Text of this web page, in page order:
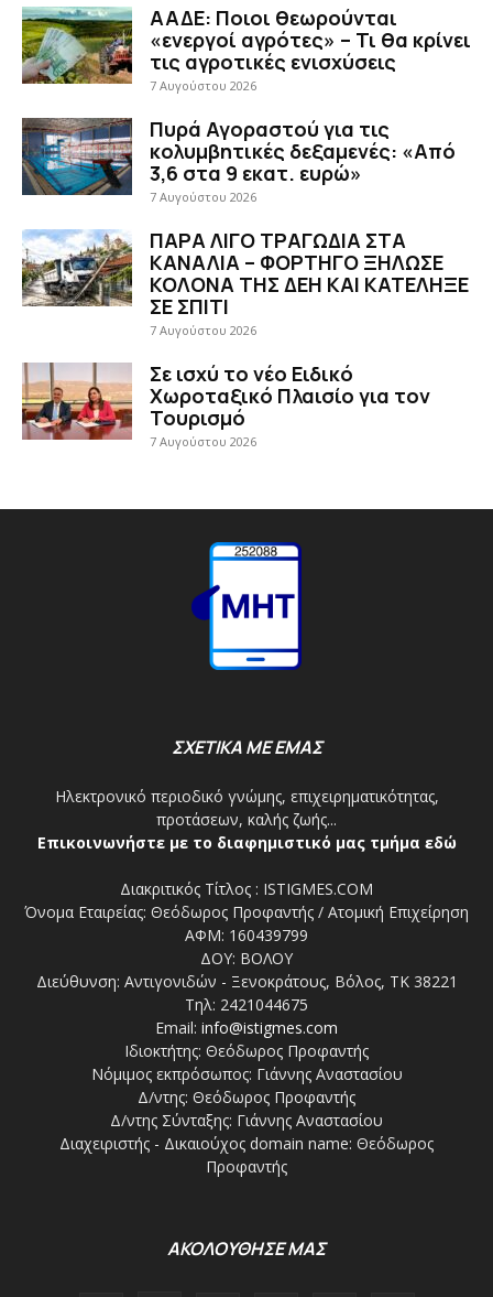
ΑΑΔΕ: Ποιοι θεωρούνται
«ενεργοί αγρότες» – Τι θα κρίνει
τις αγροτικές ενισχύσεις
7 Αυγούστου 2026
Πυρά Αγοραστού για τις
κολυμβητικές δεξαμενές: «Από
3,6 στα 9 εκατ. ευρώ»
7 Αυγούστου 2026
ΠΑΡΑ ΛΙΓΟ ΤΡΑΓΩΔΙΑ ΣΤΑ
ΚΑΝΑΛΙΑ – ΦΟΡΤΗΓΟ ΞΗΛΩΣΕ
ΚΟΛΟΝΑ ΤΗΣ ΔΕΗ ΚΑΙ ΚΑΤΕΛΗΞΕ
ΣΕ ΣΠΙΤΙ
7 Αυγούστου 2026
Σε ισχύ το νέο Ειδικό
Χωροταξικό Πλαισίο για τον
Τουρισμό
7 Αυγούστου 2026
ΣΧΕΤΙΚΑ ΜΕ ΕΜΑΣ
Ηλεκτρονικό περιοδικό γνώμης, επιχειρηματικότητας,
προτάσεων, καλής ζωής...
Επικοινωνήστε με το διαφημιστικό μας τμήμα εδώ
Διακριτικός Τίτλος : ISTIGMES.COM
Όνομα Εταιρείας: Θεόδωρος Προφαντής / Ατομική Επιχείρηση
ΑΦΜ: 160439799
ΔΟΥ: ΒΟΛΟΥ
Διεύθυνση: Αντιγονιδών - Ξενοκράτους, Βόλος, ΤΚ 38221
Τηλ: 2421044675
Email: info@istigmes.com
Ιδιοκτήτης: Θεόδωρος Προφαντής
Νόμιμος εκπρόσωπος: Γιάννης Αναστασίου
Δ/ντης: Θεόδωρος Προφαντής
Δ/ντης Σύνταξης: Γιάννης Αναστασίου
Διαχειριστής - Δικαιούχος domain name: Θεόδωρος
Προφαντής
ΑΚΟΛΟΥΘΗΣΕ ΜΑΣ